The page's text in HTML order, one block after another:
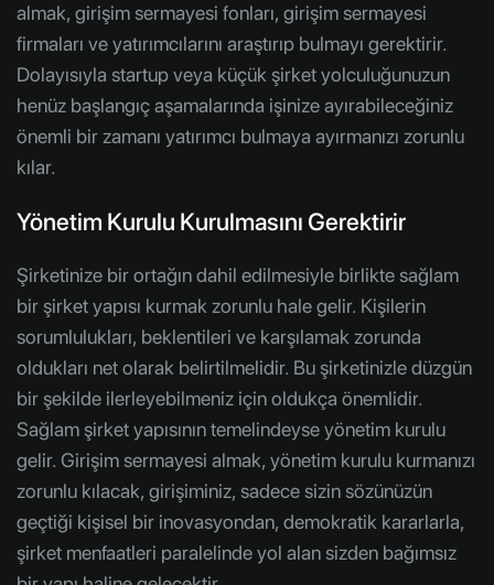
almak, girişim sermayesi fonları, girişim sermayesi
firmaları ve yatırımcılarını araştırıp bulmayı gerektirir.
Dolayısıyla startup veya küçük şirket yolculuğunuzun
henüz başlangıç aşamalarında işinize ayırabileceğiniz
önemli bir zamanı yatırımcı bulmaya ayırmanızı zorunlu
kılar.
Yönetim Kurulu Kurulmasını Gerektirir
Şirketinize bir ortağın dahil edilmesiyle birlikte sağlam
bir şirket yapısı kurmak zorunlu hale gelir. Kişilerin
sorumlulukları, beklentileri ve karşılamak zorunda
oldukları net olarak belirtilmelidir. Bu şirketinizle düzgün
bir şekilde ilerleyebilmeniz için oldukça önemlidir.
Sağlam şirket yapısının temelindeyse yönetim kurulu
gelir. Girişim sermayesi almak, yönetim kurulu kurmanızı
zorunlu kılacak, girişiminiz, sadece sizin sözünüzün
geçtiği kişisel bir inovasyondan, demokratik kararlarla,
şirket menfaatleri paralelinde yol alan sizden bağımsız